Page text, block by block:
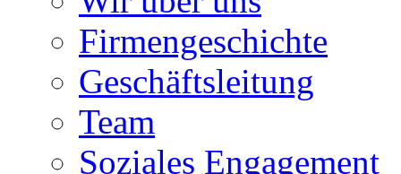
Firmengeschichte
Geschäftsleitung
Team
Soziales Engagement